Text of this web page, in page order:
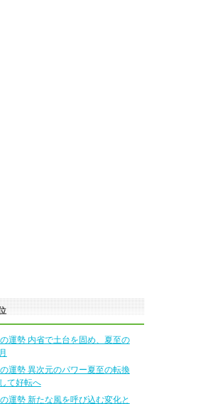
運勢 内省で土台を固め、夏至の
運勢 異次元のパワー夏至の転換
て好転へ
運勢 新たな風を呼び込む変化と